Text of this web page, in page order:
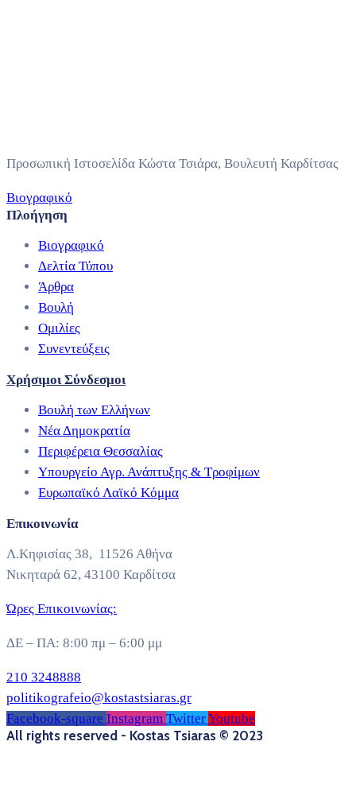
Προσωπική Ιστοσελίδα Κώστα Τσιάρα, Βουλευτή Καρδίτσας
Βιογραφικό
Πλοήγηση
Βιογραφικό
Δελτία Τύπου
Άρθρα
Βουλή
Ομιλίες
Συνεντεύξεις
Χρήσιμοι Σύνδεσμοι
Βουλή των Ελλήνων
Νέα Δημοκρατία
Περιφέρεια Θεσσαλίας
Υπουργείο Αγρ. Ανάπτυξης & Τροφίμων
Ευρωπαϊκό Λαϊκό Κόμμα
Επικοινωνία
Λ.Κηφισίας 38, 11526 Αθήνα
Νικηταρά 62, 43100 Καρδίτσα
Ώρες Επικοινωνίας:
ΔΕ – ΠΑ: 8:00 πμ – 6:00 μμ
210 3248888
politikografeio@kostastsiaras.gr
Facebook-square Instagram TwitterYoutube
All rights reserved - Kostas Tsiaras © 2023